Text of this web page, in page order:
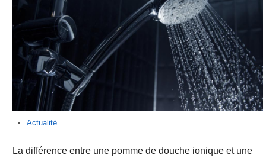
Actualité
La différence entre une pomme de douche ionique et une